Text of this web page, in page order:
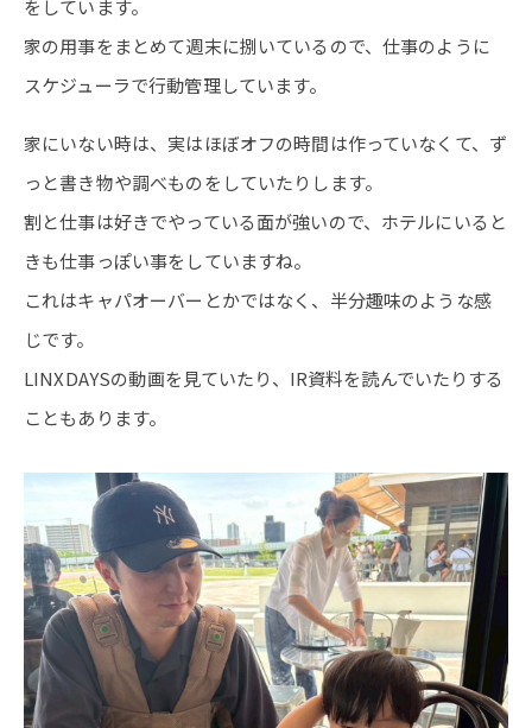
をしています。
家の用事をまとめて週末に捌いているので、仕事のように
スケジューラで行動管理しています。
家にいない時は、実はほぼオフの時間は作っていなくて、ず
っと書き物や調べものをしていたりします。
割と仕事は好きでやっている面が強いので、ホテルにいると
きも仕事っぽい事をしていますね。
これはキャパオーバーとかではなく、半分趣味のような感
じです。
LINXDAYSの動画を見ていたり、IR資料を読んでいたりする
こともあります。